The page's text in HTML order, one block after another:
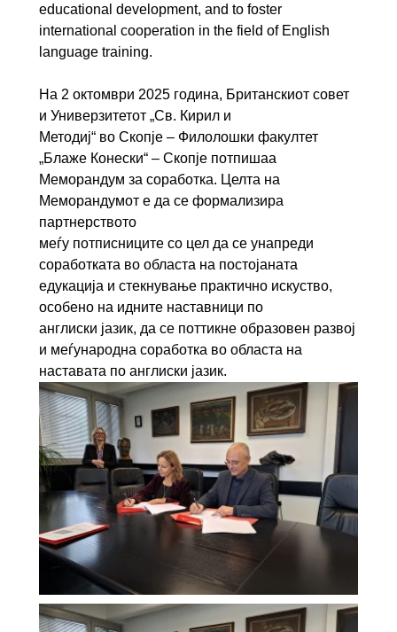
educational development, and to foster
international cooperation in the field of English
language training.
На 2 октомври 2025 година, Британскиот совет
и Универзитетот „Св. Кирил и
Методиј“ во Скопје – Филолошки факултет
„Блаже Конески“ – Скопје потпишаа
Меморандум за соработка. Целта на
Меморандумот е да се формализира
партнерството
меѓу потписниците со цел да се унапреди
соработката во областа на постојаната
едукација и стекнување практично искуство,
особено на идните наставници по
англиски јазик, да се поттикне образовен развој
и меѓународна соработка во областа на
наставата по англиски јазик.